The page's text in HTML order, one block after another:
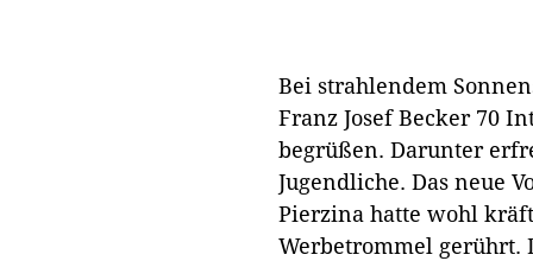
Bei strahlendem
Franz Josef Becker 70
begrüßen. Darunter
Jugendliche. Das neue
Pierzina hatte wohl
Werbetrommel gerührt.